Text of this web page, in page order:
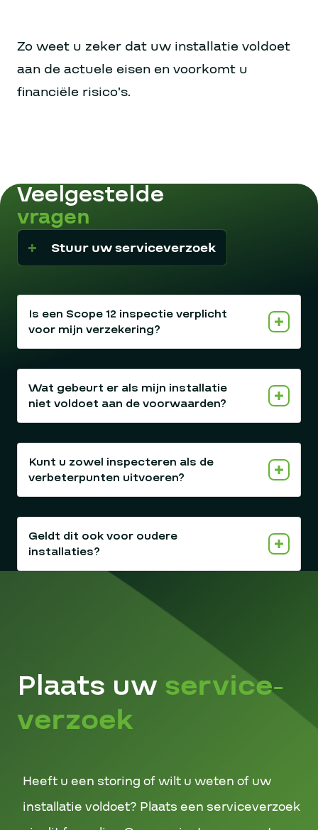
Zo weet u zeker dat uw installatie voldoet
aan de actuele eisen en voorkomt u
financiële risico’s.
Veelgestelde
vragen
Stuur uw serviceverzoek
Is een Scope 12 inspectie verplicht
voor mijn verzekering?
Wat gebeurt er als mijn installatie
niet voldoet aan de voorwaarden?
Kunt u zowel inspecteren als de
verbeterpunten uitvoeren?
Geldt dit ook voor oudere
installaties?
Plaats uw service-
verzoek
Heeft u een storing of wilt u weten of uw
installatie voldoet? Plaats een serviceverzoek